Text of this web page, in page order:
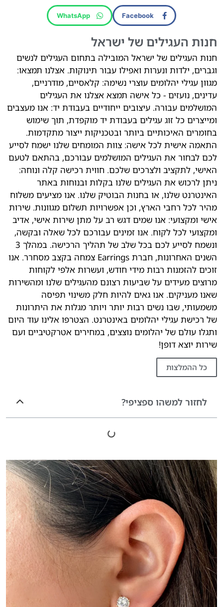
Facebook
WhatsApp
חנות העגילים של ישראל
חנות העגילים של ישראל המובילה בתחום העגילים לנשים
וגברים, ילדות ונערות ואפילו עבור תינוקות. אצלנו תמצאו:
מגוון עגילי יהלומים עוצרי נשימה: קלאסיים, מודרניים,
עדינים, נועזים - כל אישה תמצא אצלנו את העגילים
המושלמים עבורה. עיצובים ייחודיים בעבודת יד: אנו מעצבים
ומייצרים כל זוג עגילים בעבודת יד מוקפדת, תוך שימוש
בחומרים האיכותיים ביותר ובטכניקות ייצור מתקדמות.
התאמה אישית לכל אישה: צוות המומחים שלנו ישמח לסייע
לכם לבחור את העגילים המושלמים עבורכם, בהתאם לטעם
האישי, לתקציב ולצרכים שלכם. חווית רכישה קלה ונוחה:
ניתן לרכוש את העגילים שלנו בקלות ובנוחות באתר
האינטרנט שלנו, או בחנות הבוטיק שלנו. אנו מציעים משלוח
מהיר לכל רחבי הארץ, וכן אפשרויות תשלום מגוונות. שירות
אישי ומקצועי: אנו שמים דגש רב על מתן שירות אישי, אדיב
ומקצועי לכל לקוח. אנו זמינים עבורכם לכל שאלה ובקשה,
ונשמח לסייע לכם בכל שלב של תהליך הרכישה. במהלך 3
השנים האחרונות, חברת Earrings צמחה בקצב מסחרר. אנו
זוכים להזמנות רבות מידי חודש, ועשרות אלפי לקוחות
מרוצים מעידים על שביעות רצונם מהעגילים שלנו ומהשירות
שאנו מעניקים. אנו גאים להיות חלק משינוי תפיסה
משמעותי, שבו נשים רבות יותר ויותר מגלות את היתרונות
של רכישת עגילי יהלומים באינטרנט. הצטרפו אלינו עוד היום
ותגלו עולם של יהלומים נוצצים, במחירים אטרקטיביים ועם
שירות יוצא דופן!
כל ההמלצות
לחזור למשהו ספציפי?